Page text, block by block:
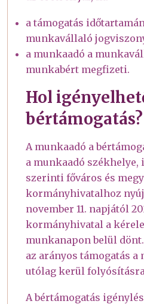
a támogatás
munkavállaló
a munkaadó a
munkabért megfizeti.
Hol
bértámogatás?
A munkaadó a
a munkaadó
szerinti főváros és
kormányhivatalhoz
november 11. napjától
kormányhivatal a
munkanapon belül
az arányos támogatás
utólag kerül
A bértámogatás